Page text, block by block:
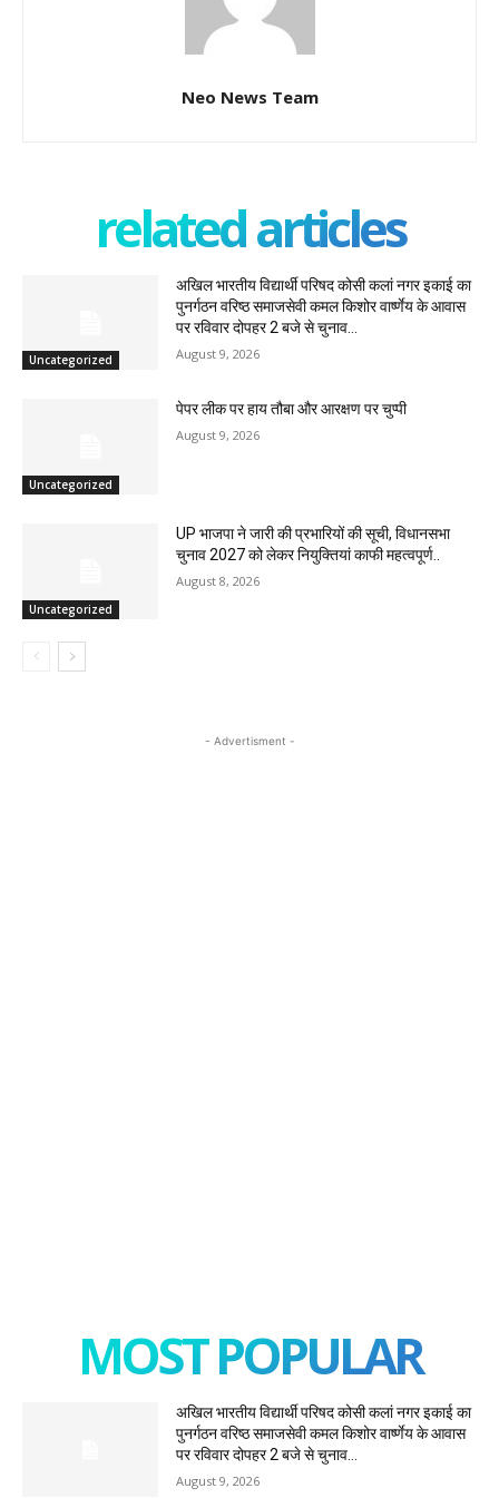
Neo News Team
related articles
Uncategorized
अखिल भारतीय विद्यार्थी परिषद कोसी कलां नगर इकाई का
पुनर्गठन वरिष्ठ समाजसेवी कमल किशोर वार्ष्णेय के आवास
पर रविवार दोपहर 2 बजे से चुनाव...
August 9, 2026
Uncategorized
पेपर लीक पर हाय तौबा और आरक्षण पर चुप्पी
August 9, 2026
Uncategorized
UP भाजपा ने जारी की प्रभारियों की सूची, विधानसभा
चुनाव 2027 को लेकर नियुक्तियां काफी महत्वपूर्ण..
August 8, 2026
- Advertisment -
MOST POPULAR
अखिल भारतीय विद्यार्थी परिषद कोसी कलां नगर इकाई का
पुनर्गठन वरिष्ठ समाजसेवी कमल किशोर वार्ष्णेय के आवास
पर रविवार दोपहर 2 बजे से चुनाव...
August 9, 2026